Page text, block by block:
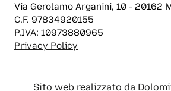
Via Gerolamo Arganini, 10 - 20162
C.F. 97834920155
P.IVA: 10973880965
Privacy Policy
Sito web realizzato da